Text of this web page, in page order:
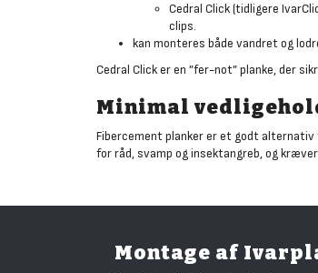
Cedral Click (tidligere
clips.
kan monteres både vandret og
Cedral Click er en ”fer-not” planke, der
Minimal
Fibercement planker er et godt
for råd, svamp og insektangreb, og
Montage af